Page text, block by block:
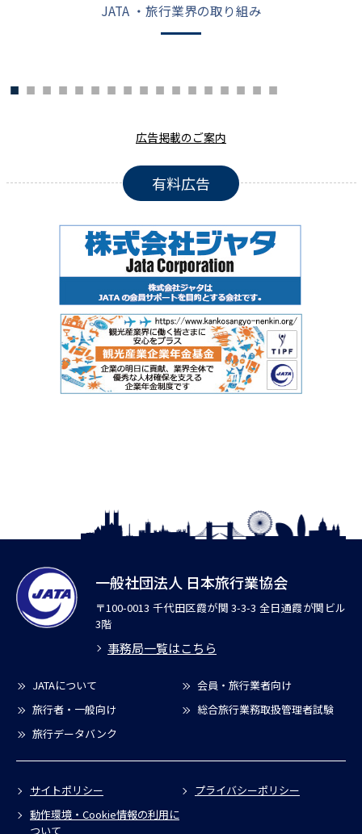
JATA ・旅行業界の取り組み
広告掲載のご案内
有料広告
一般社団法人 日本旅行業協会
〒100-0013 千代田区霞が関 3-3-3 全日通霞が関ビル
3階
事務局一覧はこちら
JATAについて
会員・旅行業者向け
旅行者・一般向け
総合旅行業務取扱管理者試験
旅行データバンク
サイトポリシー
プライバシーポリシー
動作環境・Cookie情報の利用に
ついて